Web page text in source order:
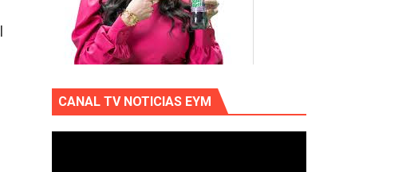
CANAL TV NOTICIAS EYM